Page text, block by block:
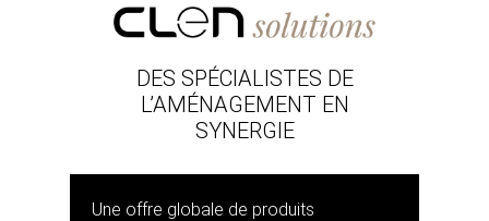
DES SPÉCIALISTES DE
L’AMÉNAGEMENT EN
SYNERGIE
Une offre globale de produits